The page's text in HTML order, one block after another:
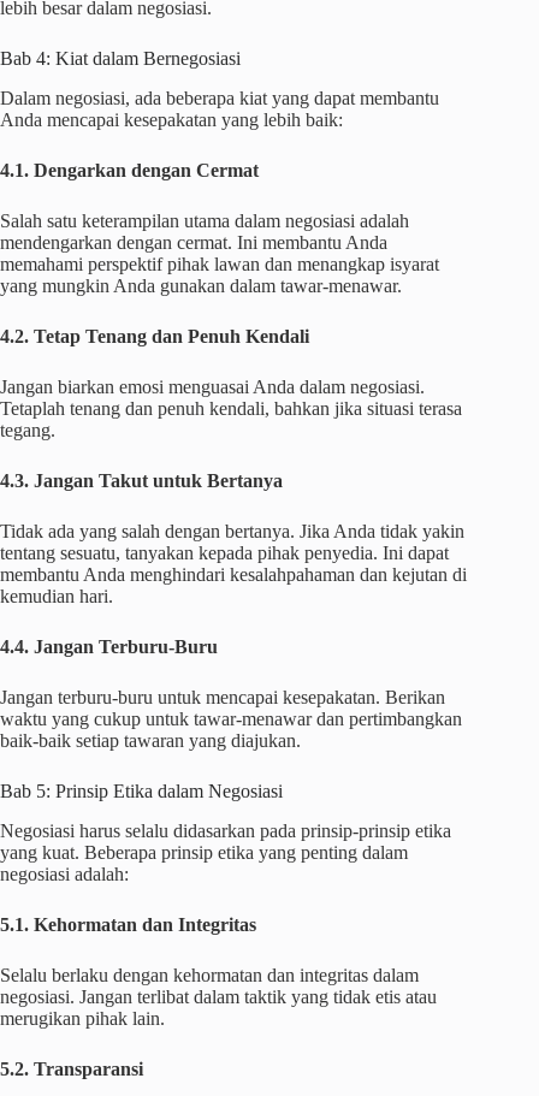
lebih besar dalam negosiasi.
Bab 4: Kiat dalam Bernegosiasi
Dalam negosiasi, ada beberapa kiat yang dapat membantu
Anda mencapai kesepakatan yang lebih baik:
4.1. Dengarkan dengan Cermat
Salah satu keterampilan utama dalam negosiasi adalah
mendengarkan dengan cermat. Ini membantu Anda
memahami perspektif pihak lawan dan menangkap isyarat
yang mungkin Anda gunakan dalam tawar-menawar.
4.2. Tetap Tenang dan Penuh Kendali
Jangan biarkan emosi menguasai Anda dalam negosiasi.
Tetaplah tenang dan penuh kendali, bahkan jika situasi terasa
tegang.
4.3. Jangan Takut untuk Bertanya
Tidak ada yang salah dengan bertanya. Jika Anda tidak yakin
tentang sesuatu, tanyakan kepada pihak penyedia. Ini dapat
membantu Anda menghindari kesalahpahaman dan kejutan di
kemudian hari.
4.4. Jangan Terburu-Buru
Jangan terburu-buru untuk mencapai kesepakatan. Berikan
waktu yang cukup untuk tawar-menawar dan pertimbangkan
baik-baik setiap tawaran yang diajukan.
Bab 5: Prinsip Etika dalam Negosiasi
Negosiasi harus selalu didasarkan pada prinsip-prinsip etika
yang kuat. Beberapa prinsip etika yang penting dalam
negosiasi adalah:
5.1. Kehormatan dan Integritas
Selalu berlaku dengan kehormatan dan integritas dalam
negosiasi. Jangan terlibat dalam taktik yang tidak etis atau
merugikan pihak lain.
5.2. Transparansi